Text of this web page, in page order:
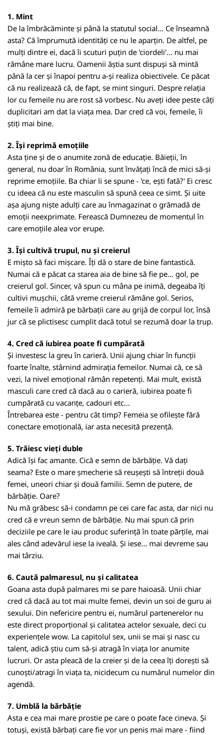
1. Mint
De la îmbrăcăminte și până la statutul social... Ce înseamnă
asta? Că împrumută identități ce nu le aparțin. De altfel, pe
mulți dintre ei, dacă îi scuturi puțin de 'ciordeli'... nu mai
rămâne mare lucru. Oamenii ăștia sunt dispuși să mintă
până la cer și înapoi pentru a-și realiza obiectivele. Ce păcat
că nu realizează că, de fapt, se mint singuri. Despre relația
lor cu femeile nu are rost să vorbesc. Nu aveți idee peste câți
duplicitari am dat la viața mea. Dar cred că voi, femeile, îi
știți mai bine.
2. Își reprimă emoțiile
Asta ține și de o anumite zonă de educație. Băieții, în
general, nu doar în România, sunt învățați încă de mici să-și
reprime emoțiile. Ba chiar li se spune - 'ce, ești fată?' Ei cresc
cu ideea că nu este masculin să spună ceea ce simt. Și uite
așa ajung niște adulți care au înmagazinat o grămadă de
emoții neexprimate. Ferească Dumnezeu de momentul în
care emoțiile alea vor erupe.
3. Își cultivă trupul, nu și creierul
E mișto să faci mișcare. Îți dă o stare de bine fantastică.
Numai că e păcat ca starea aia de bine să fie pe... gol, pe
creierul gol. Sincer, vă spun cu mâna pe inimă, degeaba îți
cultivi mușchii, câtă vreme creierul rămâne gol. Serios,
femeile îi admiră pe bărbații care au grijă de corpul lor, însă
jur că se plictisesc cumplit dacă totul se rezumă doar la trup.
4. Cred că iubirea poate fi cumpărată
Și investesc la greu în carieră. Unii ajung chiar în funcții
foarte înalte, stârnind admirația femeilor. Numai că, ce să
vezi, la nivel emoțional rămân repetenți. Mai mult, există
masculi care cred că dacă au o carieră, iubirea poate fi
cumpărată cu vacanțe, cadouri etc...
Întrebarea este - pentru cât timp? Femeia se ofilește fără
conectare emoțională, iar asta necesită prezență.
5. Trăiesc vieți duble
Adică își fac amante. Cică e semn de bărbăție. Vă dați
seama? Este o mare șmecherie să reușești să întreții două
femei, uneori chiar și două familii. Semn de putere, de
bărbăție. Oare?
Nu mă grăbesc să-i condamn pe cei care fac asta, dar nici nu
cred că e vreun semn de bărbăție. Nu mai spun că prin
deciziile pe care le iau produc suferință în toate părțile, mai
ales când adevărul iese la iveală. Și iese... mai devreme sau
mai târziu.
6. Caută palmaresul, nu și calitatea
Goana asta după palmares mi se pare haioasă. Unii chiar
cred că dacă au tot mai multe femei, devin un soi de guru ai
sexului. Din nefericire pentru ei, numărul partenerelor nu
este direct proporțional și calitatea actelor sexuale, deci cu
experiențele wow. La capitolul sex, unii se mai și nasc cu
talent, adică știu cum să-și atragă în viața lor anumite
lucruri. Or asta pleacă de la creier și de la ceea îți dorești să
cunoști/atragi în viața ta, nicidecum cu numărul numelor din
agendă.
7. Umblă la bărbăție
Asta e cea mai mare prostie pe care o poate face cineva. Și
totuși, există bărbați care fie vor un penis mai mare - fiind